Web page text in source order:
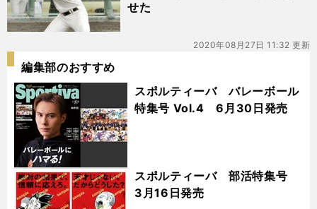
せた
2020年08月27日 11:32 更新
編集部のおすすめ
スポルティーバ バレーボール
特集号 Vol.4 6月30日発売
スポルティーバ 部活特集号
3月16日発売